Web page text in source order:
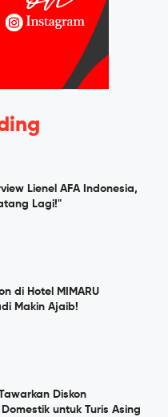
Lienel AFA Indonesia,
Lagi!"
di Hotel MIMARU
Makin Ajaib!
Diskon
untuk Turis Asing